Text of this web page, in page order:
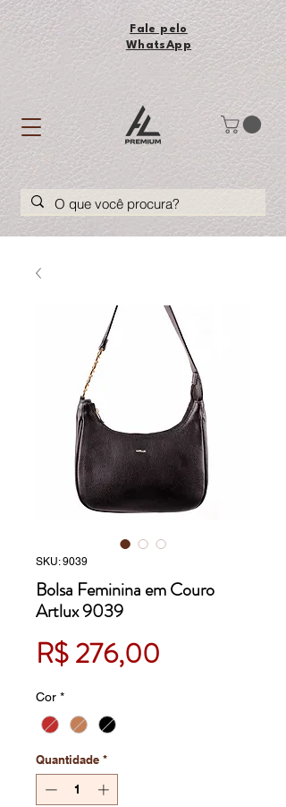
Fale pelo
WhatsApp
SKU: 9039
Bolsa Feminina em Couro
Artlux 9039
R$ 276,00
Cor *
Quantidade *